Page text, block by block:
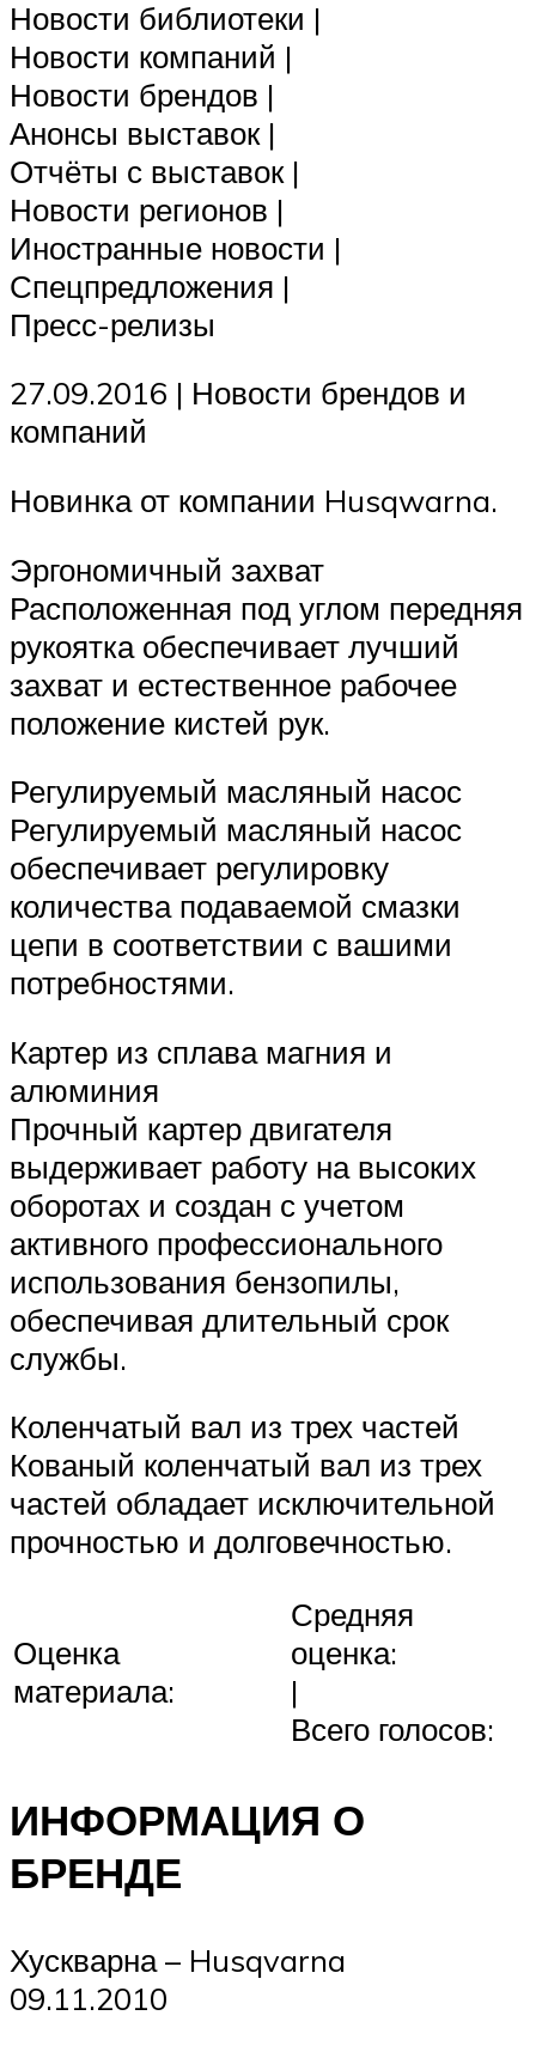
Новости библиотеки |
Новости компаний |
Новости брендов |
Анонсы выставок |
Отчёты с выставок |
Новости регионов |
Иностранные новости |
Спецпредложения |
Пресс-релизы
27.09.2016 | Новости брендов и
компаний
Новинка от компании Husqwarna.
Эргономичный захват
Расположенная под углом передняя
рукоятка обеспечивает лучший
захват и естественное рабочее
положение кистей рук.
Регулируемый масляный насос
Регулируемый масляный насос
обеспечивает регулировку
количества подаваемой смазки
цепи в соответствии с вашими
потребностями.
Картер из сплава магния и
алюминия
Прочный картер двигателя
выдерживает работу на высоких
оборотах и создан с учетом
активного профессионального
использования бензопилы,
обеспечивая длительный срок
службы.
Коленчатый вал из трех частей
Кованый коленчатый вал из трех
частей обладает исключительной
прочностью и долговечностью.
Оценка
материала:
Средняя
оценка:
|
Всего голосов:
ИНФОРМАЦИЯ О
БРЕНДЕ
Хускварна – Husqvarna
09.11.2010